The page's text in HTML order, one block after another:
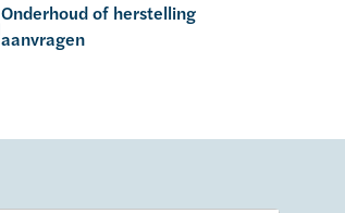
Onderhoud of herstelling
aanvragen